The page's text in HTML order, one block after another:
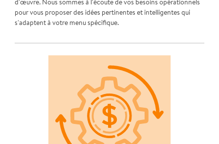
d'œuvre. Nous sommes à l'écoute de vos besoins opérationnels
pour vous proposer des idées pertinentes et intelligentes qui
s'adaptent à votre menu spécifique.